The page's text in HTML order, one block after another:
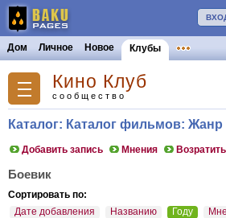
Дом Личное Новое Клубы
Кино Клуб
сообщество
Каталог: Каталог фильмов: Жанр
Добавить запись Мнения
Боевик
Сортировать по:
Дате добавления
Названию Году